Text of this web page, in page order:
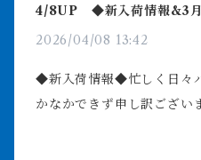
4/8UP ◆新入荷情報&3月
2026/04/08 13:42
◆新入荷情報◆忙しく日々
かなかできず申し訳ござい
多数新入荷しております3